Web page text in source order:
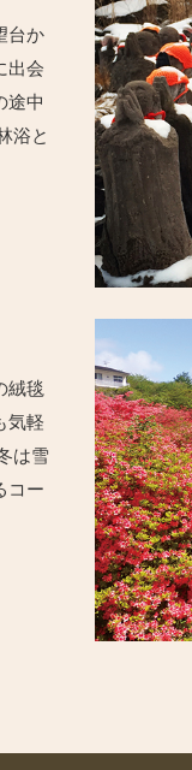
台か
出会
途中
浴と
絨毯
気軽
は雪
コー